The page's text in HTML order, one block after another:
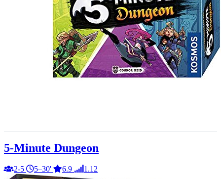
5-Minute Dungeon
2-5 5–30' 6.9 1.12